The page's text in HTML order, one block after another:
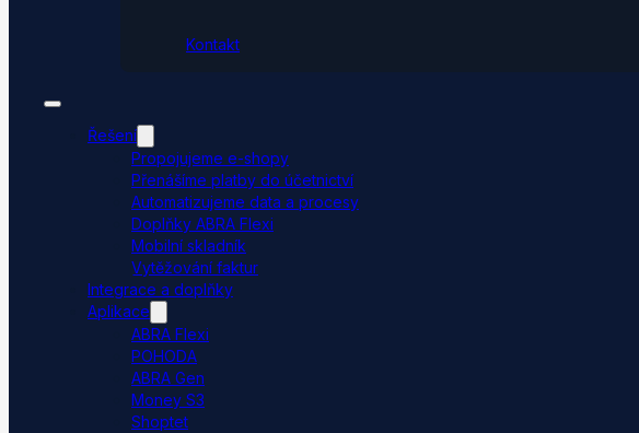
Kontakt
Řešení
Propojujeme e-shopy
Přenášíme platby do účetnictví
Automatizujeme data a procesy
Doplňky ABRA Flexi
Mobilní skladník
Vytěžování faktur
Integrace a doplňky
Aplikace
ABRA Flexi
POHODA
ABRA Gen
Money S3
Shoptet